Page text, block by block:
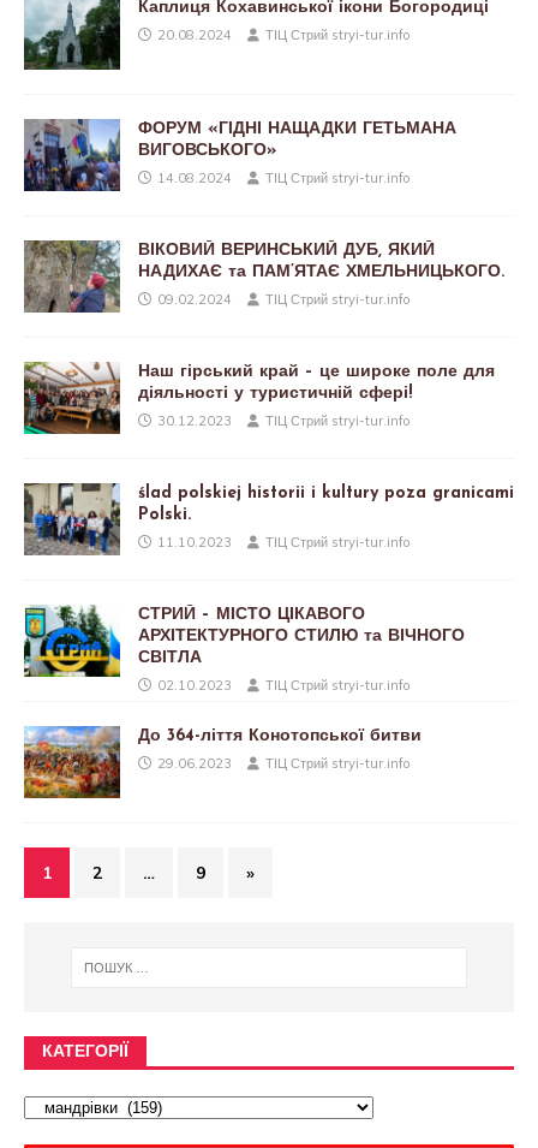
Каплиця Кохавинської ікони Богородиці
20.08.2024 ТІЦ Стрий stryi-tur.info
ФОРУМ «ГІДНІ НАЩАДКИ ГЕТЬМАНА
ВИГОВСЬКОГО»
14.08.2024 ТІЦ Стрий stryi-tur.info
ВІКОВИЙ ВЕРИНСЬКИЙ ДУБ, ЯКИЙ
НАДИХАЄ та ПАМ’ЯТАЄ ХМЕЛЬНИЦЬКОГО.
09.02.2024 ТІЦ Стрий stryi-tur.info
Наш гірський край – це широке поле для
діяльності у туристичній сфері!
30.12.2023 ТІЦ Стрий stryi-tur.info
ślad polskiej historii i kultury poza granicami
Polski.
11.10.2023 ТІЦ Стрий stryi-tur.info
СТРИЙ – МІСТО ЦІКАВОГО
АРХІТЕКТУРНОГО СТИЛЮ та ВІЧНОГО
СВІТЛА
02.10.2023 ТІЦ Стрий stryi-tur.info
До 364-ліття Конотопської битви
29.06.2023 ТІЦ Стрий stryi-tur.info
1 2 … 9 »
КАТЕГОРІЇ